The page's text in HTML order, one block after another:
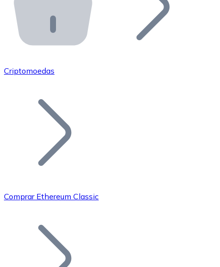
API Bitnovo
Integre nossa API no seu ecossistema.
Junte-se à nossa rede de revendedores e comercialize
Adicione o token do seu projeto ao nosso serviço de
Bitcoin
Criptomoedas
Comprar Ethereum Classic